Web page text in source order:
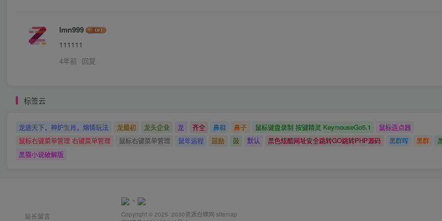
lmn999
111111
4年前 回复
标签云
龙途天下，神炉生肖，熔铸玩法 龙最初 龙头企业 龙 齐全 鼻祖 鼻子 鼠标键盘录制 按键精灵 KeymouseGo5.1
鼠标连点器
鼠标右键菜单管理 右键菜单管理
鼠标右键菜单管理 鼠年运程 鼓励 鼓 默认 黑色炫酷网址安全跳转GO跳转PHP源码 黑群晖 黑群
黑猫小说破解版
站长留言 Copyright © 2025· 2030资源白嫖网 sitemap